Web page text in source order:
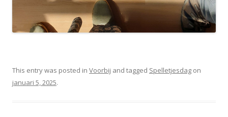
This entry was posted in Voorbij and tagged Spelletjesdag on
januari 5, 2025.